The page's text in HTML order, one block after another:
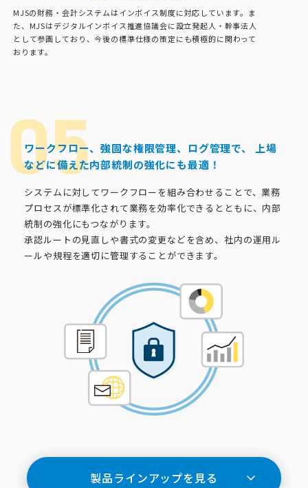
MJSの財務・会計システムはインボイス制度に対応しています。ま
た、MJSはデジタルインボイス推進協議会に設立発起人・幹事法人
として参画しており、今後の標準仕様の策定にも積極的に関わって
おります。
ワークフロー、強固な権限管理、ログ管理で、
上場
などに備えた内部統制の強化にも最適！
システムに対してワークフローを組み合わせることで、業務
プロセスが標準化されて業務を効率化できるとともに、内部
統制の強化にもつながります。
承認ルートの見直しや書式の変更などを含め、社内の運用ル
ールや規程を適切に管理することができます。
製品ラインアップを見る